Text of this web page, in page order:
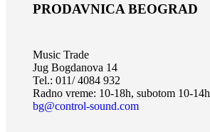
PRODAVNICA BEOGRAD
Music Trade
Jug Bogdanova 14
Tel.: 011/ 4084 932
Radno vreme: 10-18h, subotom 10-14h
bg@control-sound.com